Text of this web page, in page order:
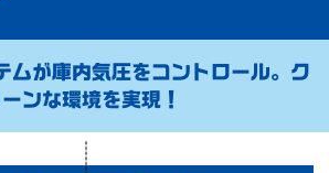
ムが庫内気圧をコントロール。ク
ーンな環境を実現！